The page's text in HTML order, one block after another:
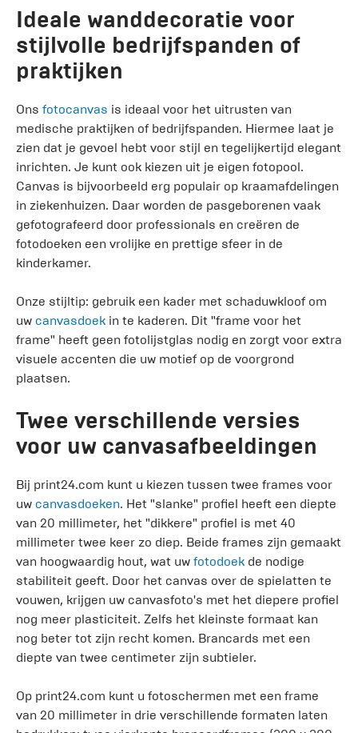
Ideale wanddecoratie voor
stijlvolle bedrijfspanden of
praktijken
Ons fotocanvas is ideaal voor het uitrusten van
medische praktijken of bedrijfspanden. Hiermee laat je
zien dat je gevoel hebt voor stijl en tegelijkertijd elegant
inrichten. Je kunt ook kiezen uit je eigen fotopool.
Canvas is bijvoorbeeld erg populair op kraamafdelingen
in ziekenhuizen. Daar worden de pasgeborenen vaak
gefotografeerd door professionals en creëren de
fotodoeken een vrolijke en prettige sfeer in de
kinderkamer.
Onze stijltip: gebruik een kader met schaduwkloof om
uw canvasdoek in te kaderen. Dit "frame voor het
frame" heeft geen fotolijstglas nodig en zorgt voor extra
visuele accenten die uw motief op de voorgrond
plaatsen.
Twee verschillende versies
voor uw canvasafbeeldingen
Bij print24.com kunt u kiezen tussen twee frames voor
uw canvasdoeken. Het "slanke" profiel heeft een diepte
van 20 millimeter, het "dikkere" profiel is met 40
millimeter twee keer zo diep. Beide frames zijn gemaakt
van hoogwaardig hout, wat uw fotodoek de nodige
stabiliteit geeft. Door het canvas over de spielatten te
vouwen, krijgen uw canvasfoto's met het diepere profiel
nog meer plasticiteit. Zelfs het kleinste formaat kan
nog beter tot zijn recht komen. Brancards met een
diepte van twee centimeter zijn subtieler.
Op print24.com kunt u fotoschermen met een frame
van 20 millimeter in drie verschillende formaten laten